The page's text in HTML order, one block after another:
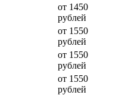
от 1450
рублей
от 1550
рублей
от 1550
рублей
от 1550
рублей